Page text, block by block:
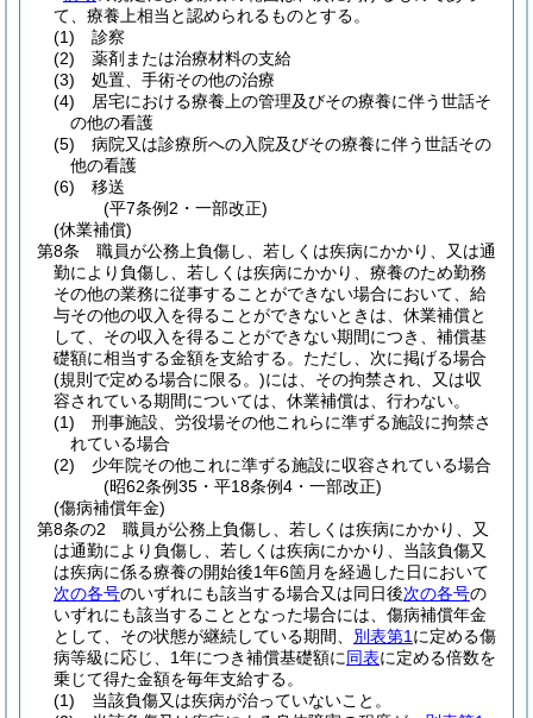
て、療養上相当と認められるものとする。
(1)
診察
(2)
薬剤または治療材料の支給
(3)
処置、手術その他の治療
(4)
居宅における療養上の管理及びその療養に伴う世話そ
の他の看護
(5)
病院又は診療所への入院及びその療養に伴う世話その
他の看護
(6)
移送
(平7条例2・一部改正)
(休業補償)
第8条
職員が公務上負傷し、若しくは疾病にかかり、又は通
勤により負傷し、若しくは疾病にかかり、療養のため勤務
その他の業務に従事することができない場合において、給
与その他の収入を得ることができないときは、休業補償と
して、その収入を得ることができない期間につき、補償基
礎額に相当する金額を支給する。 ただし、次に掲げる場合
(規則で定める場合に限る。)には、その拘禁され、又は収
容されている期間については、休業補償は、行わない。
(1)
刑事施設、労役場その他これらに準ずる施設に拘禁さ
れている場合
(2)
少年院その他これに準ずる施設に収容されている場合
(昭62条例35・平18条例4・一部改正)
(傷病補償年金)
第8条の2
職員が公務上負傷し、若しくは疾病にかかり、又
は通勤により負傷し、若しくは疾病にかかり、当該負傷又
は疾病に係る療養の開始後1年6箇月を経過した日において
次の各号のいずれにも該当する場合又は同日後次の各号の
いずれにも該当することとなった場合には、傷病補償年金
として、その状態が継続している期間、 別表第1 に定める傷
病等級に応じ、1年につき補償基礎額に同表に定める倍数を
乗じて得た金額を毎年支給する。
(1)
当該負傷又は疾病が治っていないこと。